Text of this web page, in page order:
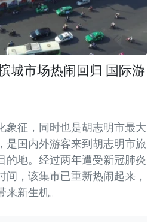
城市场热闹回归 国际游
象征，同时也是胡志明市最大
是国内外游客来到胡志明市旅
的地。经过两年遭受新冠肺炎
，该集市已重新热闹起来，
新生机。